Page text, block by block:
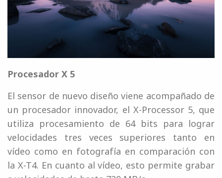
Procesador X 5
El sensor de nuevo diseño viene acompañado de
un procesador innovador, el X-Processor 5, que
utiliza procesamiento de 64 bits para lograr
velocidades tres veces superiores tanto en
vídeo como en fotografía en comparación con
la X-T4. En cuanto al vídeo, esto permite grabar